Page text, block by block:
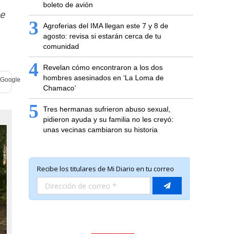
boleto de avión
3
Agroferias del IMA llegan este 7 y 8 de
agosto: revisa si estarán cerca de tu
comunidad
4
Revelan cómo encontraron a los dos
hombres asesinados en ‘La Loma de
Chamaco’
5
Tres hermanas sufrieron abuso sexual,
pidieron ayuda y su familia no les creyó:
unas vecinas cambiaron su historia